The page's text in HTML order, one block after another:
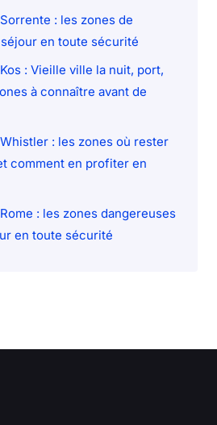
: les zones de
en toute sécurité
: Vieille ville la nuit, port,
à connaître avant de
: les zones où rester
comment en profiter en
: les zones dangereuses
en toute sécurité